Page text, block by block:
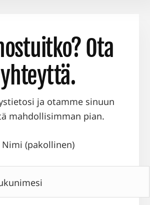
Ota
yhteyttä.
ja otamme sinuun
mahdollisimman pian.
Nimi (pakollinen)